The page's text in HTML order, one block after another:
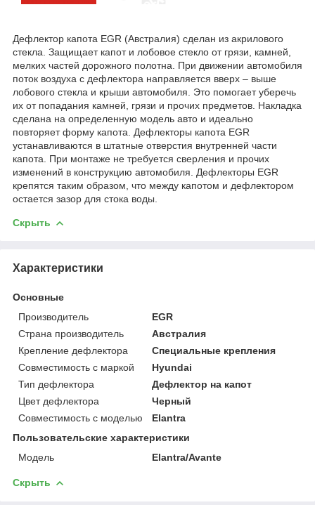
Дефлектор капота EGR (Австралия) сделан из акрилового
стекла. Защищает капот и лобовое стекло от грязи, камней,
мелких частей дорожного полотна. При движении автомобиля
поток воздуха с дефлектора направляется вверх – выше
лобового стекла и крыши автомобиля. Это помогает уберечь
их от попадания камней, грязи и прочих предметов. Накладка
сделана на определенную модель авто и идеально
повторяет форму капота. Дефлекторы капота EGR
устанавливаются в штатные отверстия внутренней части
капота. При монтаже не требуется сверления и прочих
изменений в конструкцию автомобиля. Дефлекторы EGR
крепятся таким образом, что между капотом и дефлектором
остается зазор для стока воды.
Скрыть
Характеристики
Основные
Производитель
EGR
Страна производитель
Австралия
Крепление дефлектора
Специальные крепления
Совместимость с маркой
Hyundai
Тип дефлектора
Дефлектор на капот
Цвет дефлектора
Черный
Совместимость с моделью
Elantra
Пользовательские характеристики
Модель
Elantra/Avante
Скрыть